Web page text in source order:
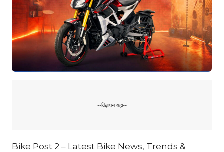
--विज्ञापन यहां--
Bike Post 2 – Latest Bike News, Trends &